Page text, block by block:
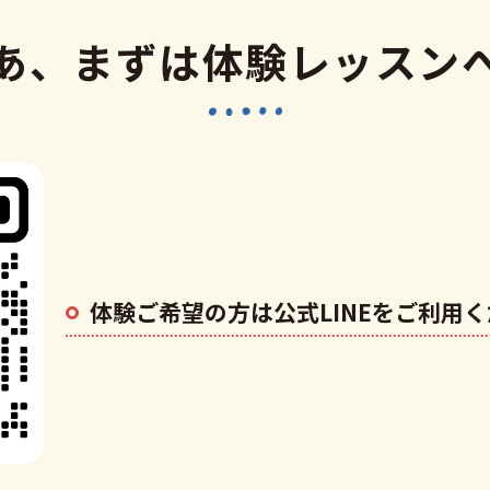
、まずは体験レッスン
体験ご希望の方は公式LINEをご利用